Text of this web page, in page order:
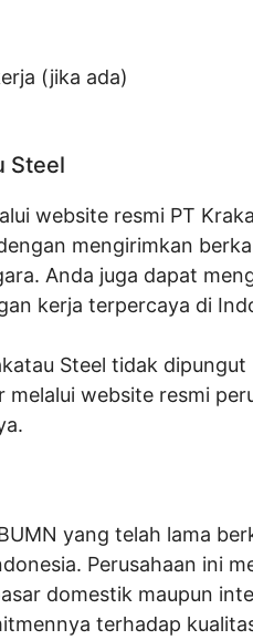
(jika ada)
Steel
website resmi PT
mengirimkan
Anda juga dapat
kerja terpercaya di
Steel tidak dipungut
melalui website resmi
yang telah lama
Perusahaan ini
domestik maupun
terhadap